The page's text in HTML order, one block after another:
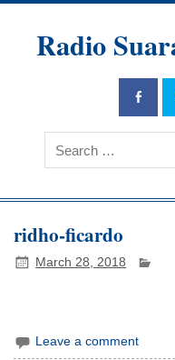
Radio
ridho-ficardo
March 28, 2018
Leave a comment